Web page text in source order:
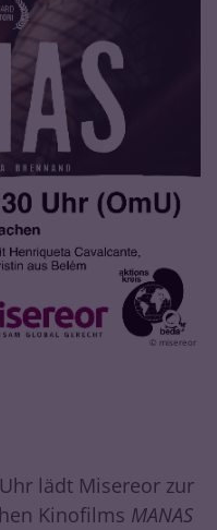
© misereor
lädt Misereor zur
Kinofilms MANAS